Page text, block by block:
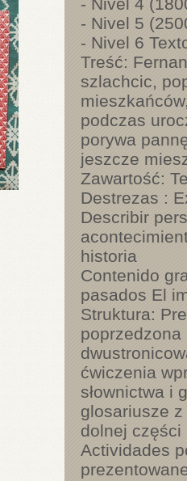
- Nivel 5
- Nivel 6
Treść:
szlachcic,
podczas
porywa
jeszcze
Zawartość:
Destrezas :
Describir
historia
Contenido
pasados El
Struktura:
ćwiczenia
słownictwa i
glosariusze z
dolnej części
Actividades